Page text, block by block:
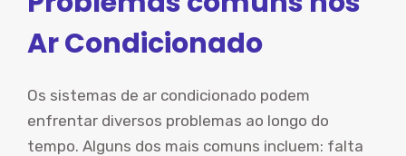
Ar Condicionado
Os sistemas de ar condicionado podem
enfrentar diversos problemas ao longo do
tempo. Alguns dos mais comuns incluem: falta